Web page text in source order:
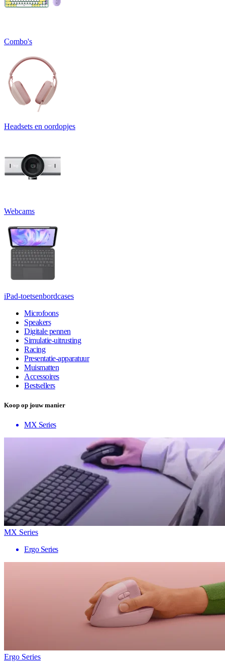
Combo's
Headsets en oordopjes
Webcams
iPad-toetsenbordcases
Microfoons
Speakers
Digitale pennen
Simulatie-uitrusting
Racing
Presentatie-apparatuur
Muismatten
Accessoires
Bestsellers
Koop op jouw manier
MX Series
MX Series
Ergo Series
Ergo Series